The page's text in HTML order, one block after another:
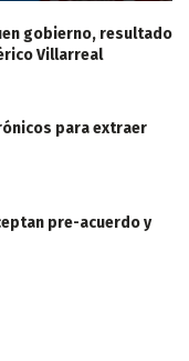
gobierno, resultado
Villarreal
para extraer
pre-acuerdo y